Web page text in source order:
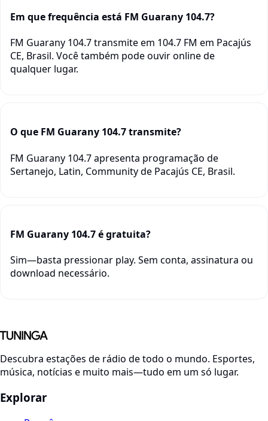
Em que frequência está FM Guarany 104.7?
FM Guarany 104.7 transmite em 104.7 FM em Pacajús
CE, Brasil. Você também pode ouvir online de
qualquer lugar.
O que FM Guarany 104.7 transmite?
FM Guarany 104.7 apresenta programação de
Sertanejo, Latin, Community de Pacajús CE, Brasil.
FM Guarany 104.7 é gratuita?
Sim—basta pressionar play. Sem conta, assinatura ou
download necessário.
Descubra estações de rádio de todo o mundo. Esportes,
música, notícias e muito mais—tudo em um só lugar.
Explorar